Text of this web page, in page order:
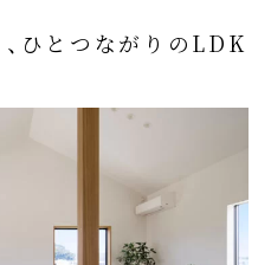
ひとつながりのLDK